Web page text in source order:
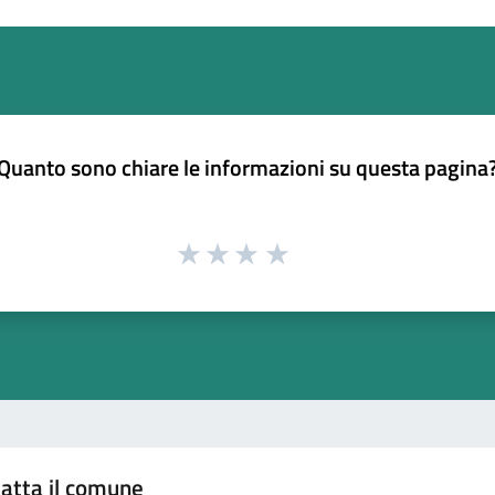
sono chiare le informazioni su questa
il comune